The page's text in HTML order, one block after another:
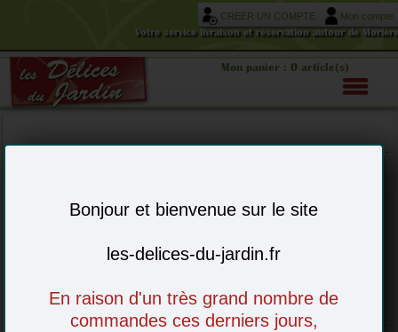
Bonjour et bienvenue sur le site
les-delices-du-jardin.fr
En raison d'un très grand nombre de
commandes ces derniers jours,
CREER UN COMPTE
Mon compte
Votre service livraison et réservation autour de
Mon panier : 0 article(s)
Fromages